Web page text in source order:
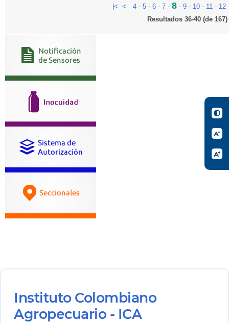
|< < 4- 5- 6- 7- 8- 9- 10- 11- 12
Resultados 36-40 (de 167)
Instituto Colombiano
Agropecuario - ICA